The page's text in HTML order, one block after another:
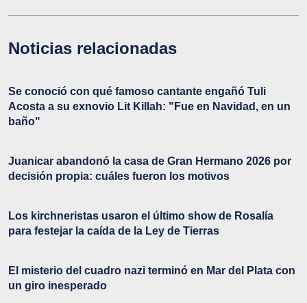
Noticias relacionadas
Se conoció con qué famoso cantante engañó Tuli
Acosta a su exnovio Lit Killah: "Fue en Navidad, en un
baño"
Juanicar abandonó la casa de Gran Hermano 2026 por
decisión propia: cuáles fueron los motivos
Los kirchneristas usaron el último show de Rosalía
para festejar la caída de la Ley de Tierras
El misterio del cuadro nazi terminó en Mar del Plata con
un giro inesperado